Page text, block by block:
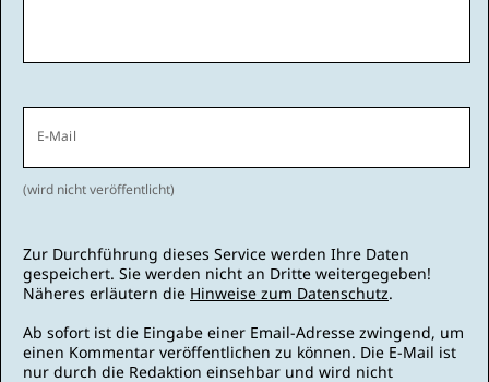
E-Mail
(wird nicht veröffentlicht)
Zur Durchführung dieses Service werden Ihre Daten
gespeichert. Sie werden nicht an Dritte weitergegeben!
Näheres erläutern die Hinweise zum Datenschutz.
Ab sofort ist die Eingabe einer Email-Adresse zwingend, um
einen Kommentar veröffentlichen zu können. Die E-Mail ist
nur durch die Redaktion einsehbar und wird nicht